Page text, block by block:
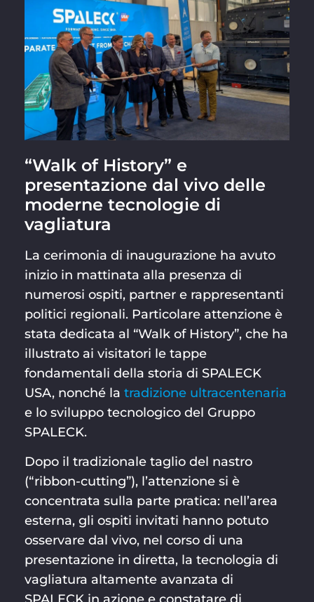
“Walk of History” e
presentazione dal vivo delle
moderne tecnologie di
vagliatura
La cerimonia di inaugurazione ha avuto
inizio in mattinata alla presenza di
numerosi ospiti, partner e rappresentanti
politici regionali. Particolare attenzione è
stata dedicata al “Walk of History”, che ha
illustrato ai visitatori le tappe
fondamentali della storia di SPALECK
USA, nonché la tradizione ultracentenaria
e lo sviluppo tecnologico del Gruppo
SPALECK.
Dopo il tradizionale taglio del nastro
(“ribbon-cutting”), l’attenzione si è
concentrata sulla parte pratica: nell’area
esterna, gli ospiti invitati hanno potuto
osservare dal vivo, nel corso di una
presentazione in diretta, la tecnologia di
vagliatura altamente avanzata di